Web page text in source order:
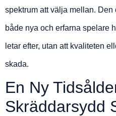
spektrum att välja mellan.
både nya och erfarna spelare
letar efter, utan att kvaliteten
skada.
En Ny
Skräddarsydd